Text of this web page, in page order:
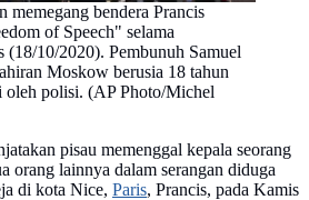
memegang bendera Prancis
of Speech" selama
(18/10/2020). Pembunuh Samuel
Moskow berusia 18 tahun
oleh polisi. (AP Photo/Michel
pisau memenggal kepala seorang
orang lainnya dalam serangan diduga
di kota Nice, Paris, Prancis, pada Kamis